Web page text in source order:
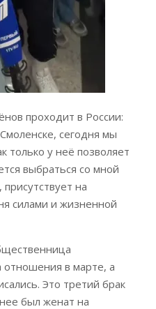
проходит в России:
сегодня мы
только у неё позволяет
выбраться со мной
на
силами и жизненной
в марте, а
Это третий брак
был женат на